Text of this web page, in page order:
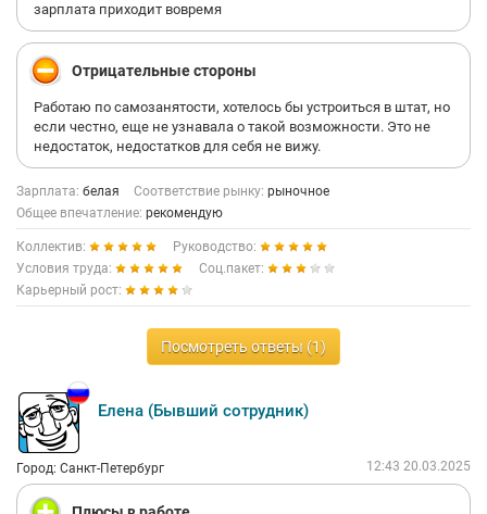
зарплата приходит вовремя
Отрицательные стороны
Работаю по самозанятости, хотелось бы устроиться в штат, но
если честно, еще не узнавала о такой возможности. Это не
недостаток, недостатков для себя не вижу.
Зарплата: белая Соответствие рынку: рыночное
Общее впечатление: рекомендую
Коллектив:
Руководство:
Условия труда:
Соц.пакет:
Карьерный рост:
Посмотреть ответы (1)
Елена (Бывший сотрудник)
Город: Санкт-Петербург 12:43 20.03.2025